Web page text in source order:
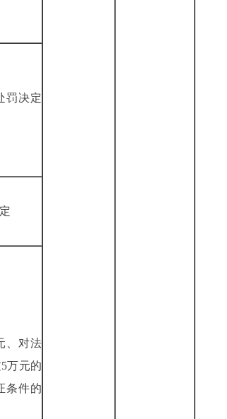
罚决定
、对法
万元的
条件的